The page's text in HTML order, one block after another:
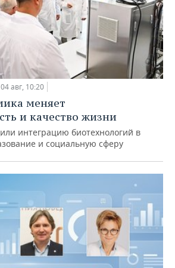
04 авг, 10:20
меняет
и качество жизни
интеграцию биотехнологий в
и социальную сферу